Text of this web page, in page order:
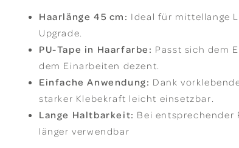
Haarlänge 45 cm: Ideal für mittellange
Upgrade.
PU-Tape in Haarfarbe: Passt sich dem
dem Einarbeiten dezent.
Einfache Anwendung: Dank
starker Klebekraft leicht einsetzbar.
Lange Haltbarkeit: Bei entsprechender
länger verwendbar